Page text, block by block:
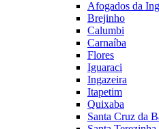
Afogados da
Brejinho
Calumbi
Carnaíba
Flores
Iguaraci
Ingazeira
Itapetim
Quixaba
Santa Cruz da